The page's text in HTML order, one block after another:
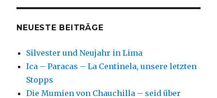
NEUESTE BEITRÄGE
Silvester und Neujahr in Lima
Ica – Paracas – La Centinela, unsere letzten
Stopps
Die Mumien von Chauchilla – seid über